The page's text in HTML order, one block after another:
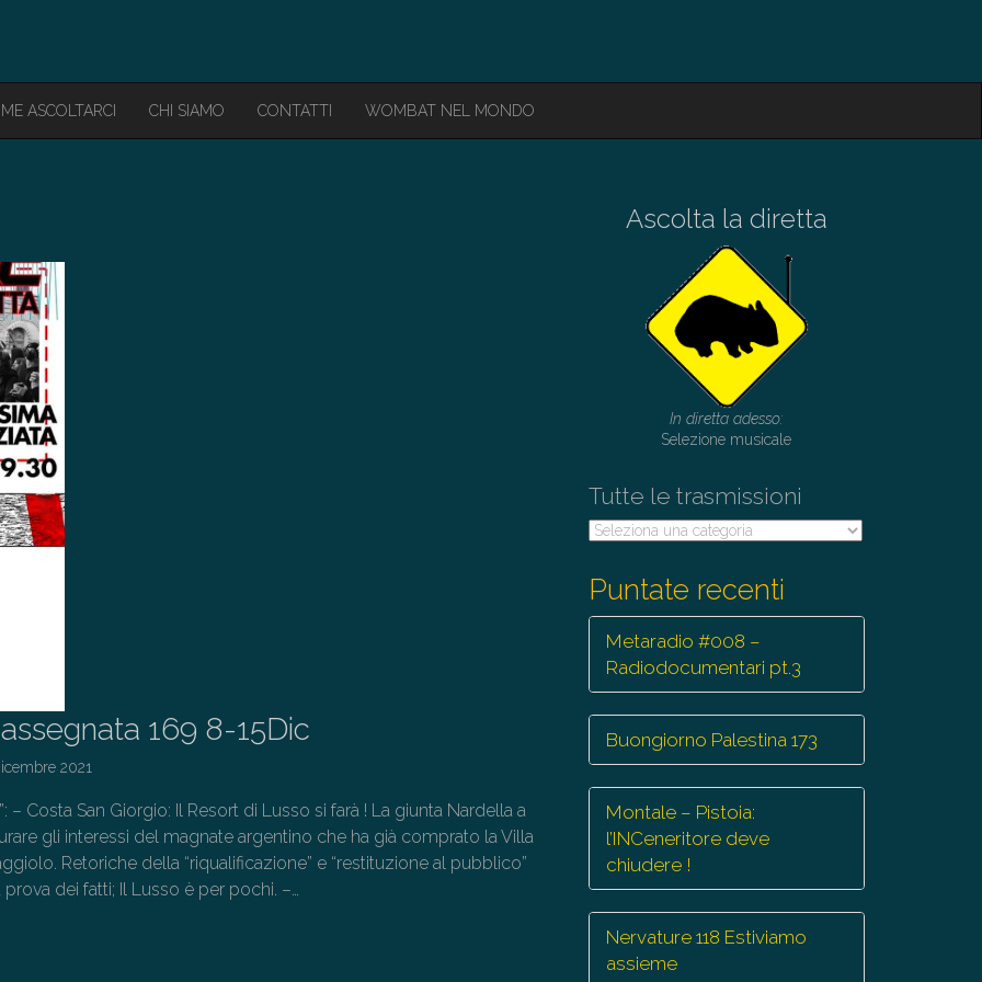
ASCOLTARCI CHI SIAMO CONTATTI WOMBAT NEL MONDO
169 8-15Dic
2021
– Costa San Giorgio: Il Resort di Lusso si farà ! La giunta Nardella a
gli interessi del magnate argentino che ha già comprato la Villa
Retoriche della “riqualificazione” e “restituzione al pubblico”
dei fatti; Il Lusso è per pochi. –…
Ascolta la diretta
In diretta adesso:
Selezione musicale
Tutte le trasmissioni
Tutte
Puntate recenti
Metaradio #008 –
Radiodocumentari pt.3
Buongiorno Palestina 173
Montale – Pistoia:
l’INCeneritore deve
chiudere !
Nervature 118 Estiviamo
assieme